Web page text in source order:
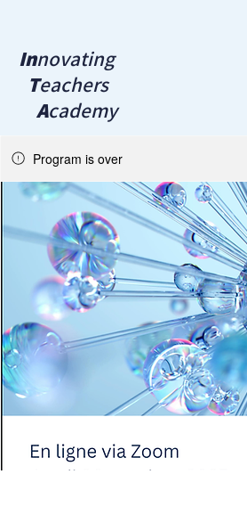
Innovating
Teachers
Academy
Program is over